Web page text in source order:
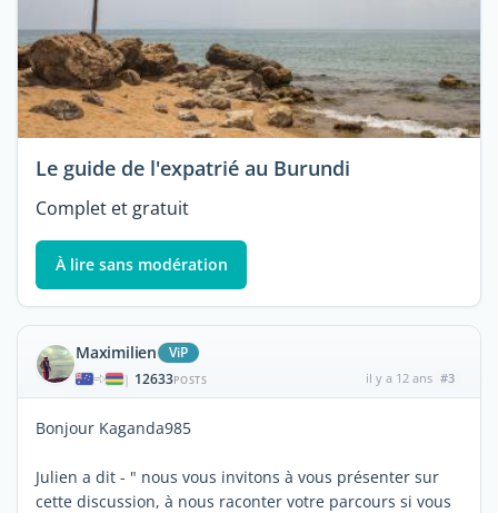
Le guide de l'expatrié au Burundi
Complet et gratuit
À lire sans modération
Maximilien ViP
| 12633POSTS il y a 12 ans #3
Bonjour Kaganda985
Julien a dit - " nous vous invitons à vous présenter sur
cette discussion, à nous raconter votre parcours si vous